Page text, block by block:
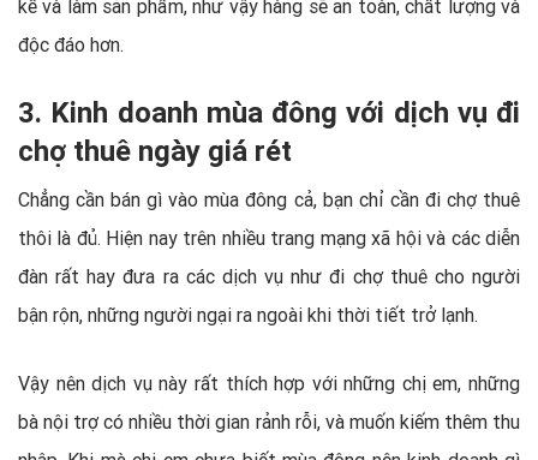
kế và làm sản phẩm, như vậy hàng sẽ an toàn, chất lượng và
độc đáo hơn.
3. Kinh doanh mùa đông với dịch vụ đi
chợ thuê ngày giá rét
Chẳng cần bán gì vào mùa đông cả, bạn chỉ cần đi chợ thuê
thôi là đủ. Hiện nay trên nhiều trang mạng xã hội và các diễn
đàn rất hay đưa ra các dịch vụ như đi chợ thuê cho người
bận rộn, những người ngại ra ngoài khi thời tiết trở lạnh.
Vậy nên dịch vụ này rất thích hợp với những chị em, những
bà nội trợ có nhiều thời gian rảnh rỗi, và muốn kiếm thêm thu